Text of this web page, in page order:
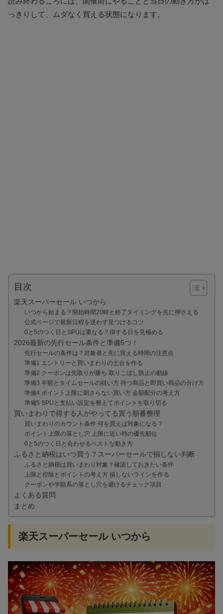
っきりして、ムダなく買える状態になります。
目次
楽天スーパーセール いつから
いつから始まる？開始時間20時と終了タイミングを先に押さえる
公式ページで最新日程を迷わず見つけるコツ
0と5のつく日とSPUは重なる？得する日を見極める
2026最新の先行セール条件と準備5つ！
先行セールの条件は？対象者と先に買える時間の注意点
準備1 エントリーと買いまわりの土台を作る
準備2 クーポンは先取りが勝ち 取りこぼし防止の動線
準備3 半額とタイムセールの狙い方 待つ商品と即買い商品の分け方
準備4 ポイント上限に刺さらない買い方 金額配分の考え方
準備5 SPUと支払い設定を整えてポイントを取り切る
買いまわりで得する人がやってる買う順番整理
買いまわりのカウント条件 何を買えば対象になる？
ポイント上限の落とし穴 上限に近い時の優先順位
0と5のつく日と合わせるベストな動き方
ふるさと納税はいつ買う？スーパーセールで損しない判断
ふるさと納税は買いまわり対象？確認しておきたい条件
上限と控除とポイントの考え方 損しないラインを作る
クーポンや半額系の落とし穴を避けるチェック項目
よくある質問
まとめ
楽天スーパーセール いつから